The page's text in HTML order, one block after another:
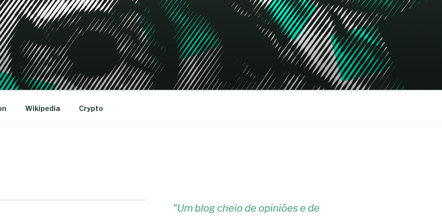
Wikipedia Crypto
"Um blog cheio de opiniões e de